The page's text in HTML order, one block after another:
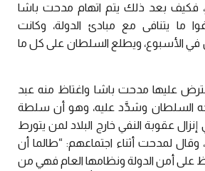
فكيف بعد ذلك يتم اتهام مدحت باشا
ما يتنافى مع مبادئ الدولة، وكانت
في الأسبوع، ويطلع السلطان على كل ما
عليها مدحت باشا واغتاظ منه عبد
السلطان وشدَّد عليه، وهو أن سلطة
عقوبة النفي خارج البلاد لمن يتورط
وقال لمدحت أثناء اجتماعهم: “طالما أن
على أمن الدولة ونظامها العام فهي من